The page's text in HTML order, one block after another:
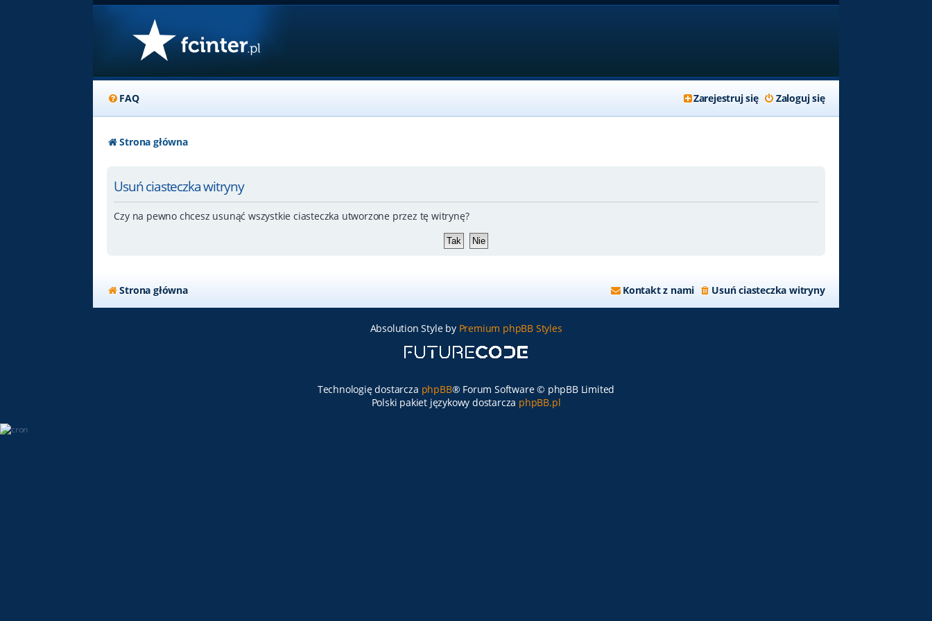
FAQ Zaloguj się
Zarejestruj się
Strona główna
Usuń ciasteczka witryny
Czy na pewno chcesz usunąć wszystkie ciasteczka utworzone przez tę witrynę?
Strona główna Usuń ciasteczka witryny
Kontakt z nami
Absolution Style by Premium phpBB Styles
Technologię dostarcza phpBB® Forum Software © phpBB Limited
Polski pakiet językowy dostarcza phpBB.pl